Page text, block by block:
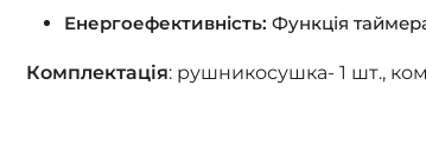
Енергоефективність: Функція
Комплектація: рушникосушка- 1 шт.,